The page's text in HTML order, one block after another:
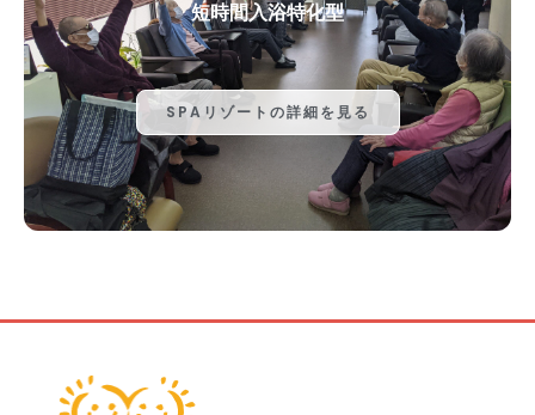
短時間入浴特化型
SPAリゾートの詳細を見る